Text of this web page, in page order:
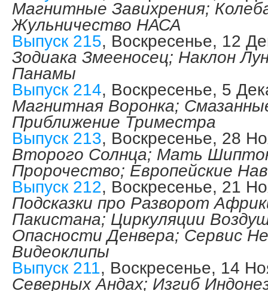
Магнитные Завихрения;
Жульничество НАСА
Выпуск 215, Воскресенье, 12
Зодиака Змееносец; Наклон
Панамы
Выпуск 214, Воскресенье, 5
Магнитная Воронка;
Приближение Триместра
Выпуск 213, Воскресенье, 28
Второго Солнца; Мать
Пророчество; Европейские
Выпуск 212, Воскресенье, 21
Подсказки про Разворот
Пакистана; Циркуляции
Опасности Денвера; Сервис
Видеоклипы
Выпуск 211, Воскресенье, 14
Северных Андах; Изгиб